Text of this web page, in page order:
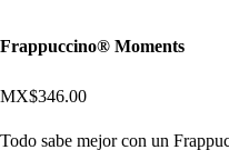
Frappuccino® Moments
MX$346.00
Todo sabe mejor con un